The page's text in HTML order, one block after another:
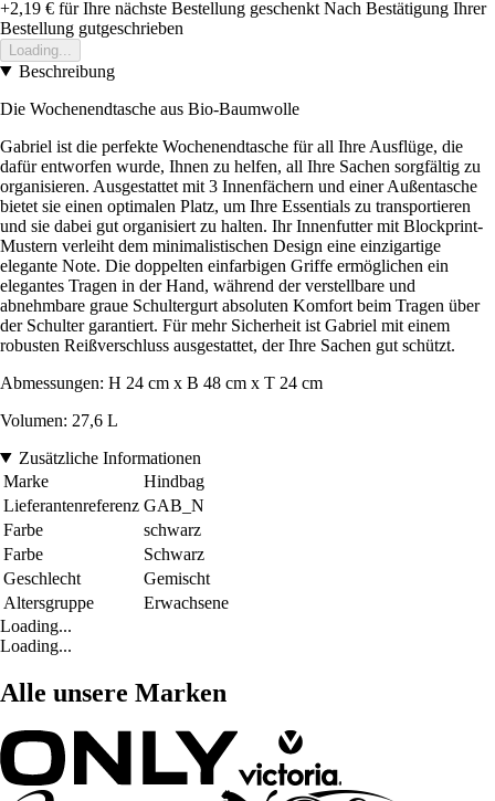
+2,19 € für Ihre nächste Bestellung geschenkt Nach Bestätigung Ihrer
Bestellung gutgeschrieben
Loading...
Beschreibung
Die Wochenendtasche aus Bio-Baumwolle
Gabriel ist die perfekte Wochenendtasche für all Ihre Ausflüge, die
dafür entworfen wurde, Ihnen zu helfen, all Ihre Sachen sorgfältig zu
organisieren. Ausgestattet mit 3 Innenfächern und einer Außentasche
bietet sie einen optimalen Platz, um Ihre Essentials zu transportieren
und sie dabei gut organisiert zu halten. Ihr Innenfutter mit Blockprint-
Mustern verleiht dem minimalistischen Design eine einzigartige
elegante Note. Die doppelten einfarbigen Griffe ermöglichen ein
elegantes Tragen in der Hand, während der verstellbare und
abnehmbare graue Schultergurt absoluten Komfort beim Tragen über
der Schulter garantiert. Für mehr Sicherheit ist Gabriel mit einem
robusten Reißverschluss ausgestattet, der Ihre Sachen gut schützt.
Abmessungen: H 24 cm x B 48 cm x T 24 cm
Volumen: 27,6 L
Zusätzliche Informationen
Marke
Hindbag
Lieferantenreferenz GAB_N
Farbe
schwarz
Farbe
Schwarz
Geschlecht
Gemischt
Altersgruppe
Erwachsene
Loading...
Loading...
Alle unsere Marken